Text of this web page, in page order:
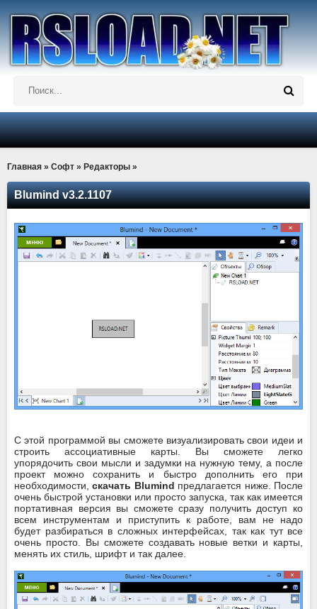
Главная » Софт » Редакторы »
Blumind v3.2.1107
C этой программой вы сможете визуализировать свои идеи и
строить ассоциативные карты. Вы сможете легко
упорядочить свои мысли и задумки на нужную тему, а после
проект можно сохранить и быстро дополнить его при
необходимости,скачать Blumind предлагается ниже. После
очень быстрой установки или просто запуска, так как имеется
портативная версия вы сможете сразу получить доступ ко
всем инструментам и приступить к работе, вам не надо
будет разбираться в сложных интерфейсах, так как тут все
очень просто. Вы сможете создавать новые ветки и карты,
менять их стиль, шрифт и так далее.